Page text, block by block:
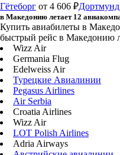
Гётеборг от 4 606 ₽Дортмунд
в Македонию летает 12
Купить авиабилеты в
быстрый рейс в Македонию
Wizz Air
Germania Flug
Edelweiss Air
Турецкие Авиалинии
Pegasus Airlines
Air Serbia
Croatia Airlines
Wizz Air
LOT Polish Airlines
Adria Airways